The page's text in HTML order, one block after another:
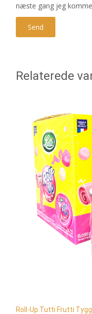
næste gang jeg
Relaterede
Roll-Up Tutti Frutti